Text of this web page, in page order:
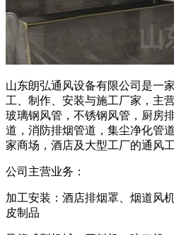
山东朗弘通风设备有限公司是一
工、制作、安装与施工厂家，主
玻璃钢风管，不锈钢风管，厨房
道，消防排烟管道，集尘净化管
家商场，酒店及大型工厂的通风工
公司主营业务：
加工安装：酒店排烟罩、烟道风
皮制品